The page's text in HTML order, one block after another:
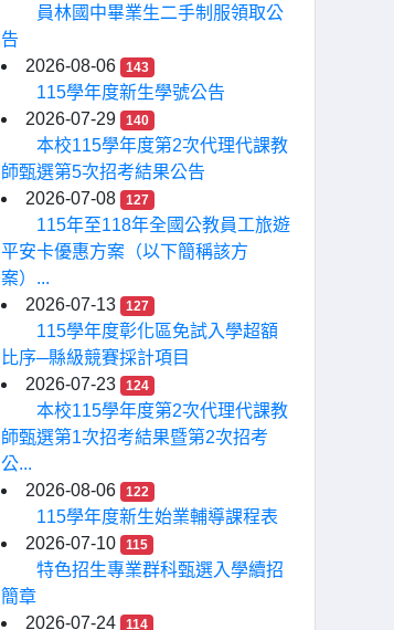
員林國中畢業生二手制服領取公
告
2026-08-06
143
115學年度新生學號公告
2026-07-29
140
本校115學年度第2次代理代課教
師甄選第5次招考結果公告
2026-07-08
127
115年至118年全國公教員工旅遊
平安卡優惠方案（以下簡稱該方
案）...
2026-07-13
127
115學年度彰化區免試入學超額
比序─縣級競賽採計項目
2026-07-23
124
本校115學年度第2次代理代課教
師甄選第1次招考結果暨第2次招考
公...
2026-08-06
122
115學年度新生始業輔導課程表
2026-07-10
115
特色招生專業群科甄選入學續招
簡章
2026-07-24
114